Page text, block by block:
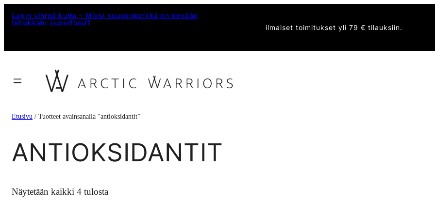
Siirry
sisältöön
Lapin vihreä kulta – Miksi kuusenkerkkä on kevään
tehokkain superfood?
ilmaiset toimitukset yli 79 € tilauksiin.
Etusivu / Tuotteet avainsanalla “antioksidantit”
ANTIOKSIDANTIT
Näytetään kaikki 4 tulosta